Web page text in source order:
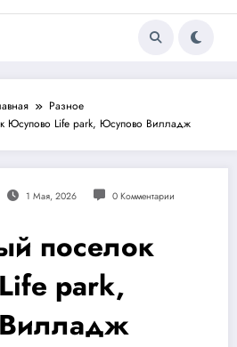
Разное
Юсупово Life park, Юсупово Вилладж
1 Мая, 2026 0 Комментарии
поселок
park,